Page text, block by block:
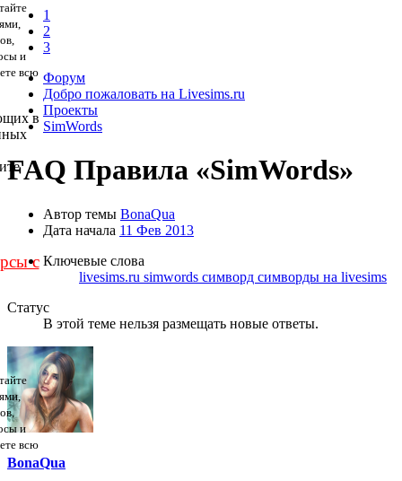
и
всю
в
с
и
всю
1
2
3
Форум
Добро пожаловать на Livesims.ru
Проекты
SimWords
FAQ Правила «SimWords»
Автор темы BonaQua
Дата начала 11 Фев 2013
Ключевые слова
livesims.ru simwords симворд симворды на livesims
Статус
В этой теме нельзя размещать новые ответы.
BonaQua